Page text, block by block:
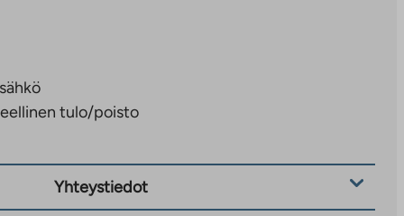
tulo/poisto
Yhteystiedot